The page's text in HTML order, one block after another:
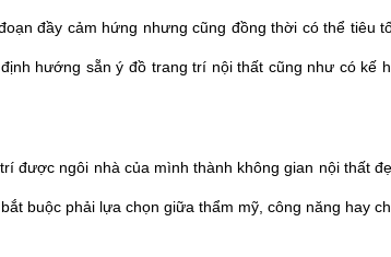
đầy cảm hứng nhưng cũng đồng thời có thể tiêu
hướng sẵn ý đồ trang trí nội thất cũng như có kế
được ngôi nhà của mình thành không gian nội thất
buộc phải lựa chọn giữa thẩm mỹ, công năng hay